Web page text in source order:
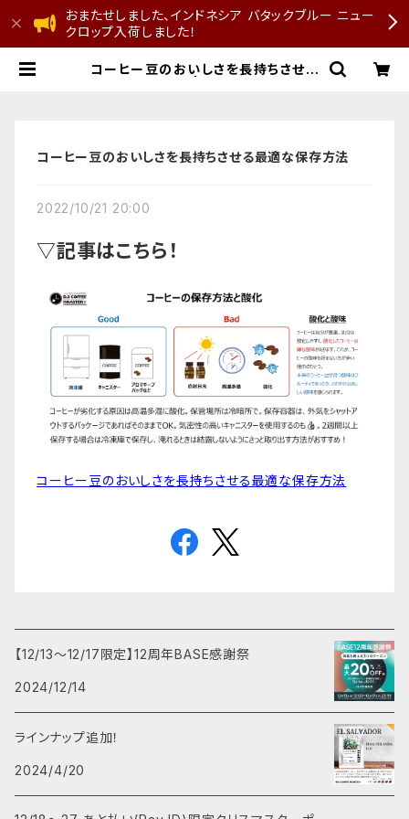
おまたせしました、インドネシア バタックブルー ニュー
クロップ入荷しました！
コーヒー豆のおいしさを長持ちさせる
コーヒー豆のおいしさを長持ちさせる最適な保存方法
2022/10/21 20:00
▽記事はこちら！
コーヒー豆のおいしさを長持ちさせる最適な保存方法
【12/13～12/17限定】12周年BASE感謝祭
2024/12/14
ラインナップ追加！
2024/4/20